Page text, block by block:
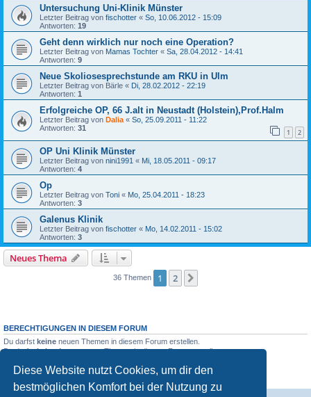
Diese Website nutzt Cookies, um dir den
bestmöglichen Komfort bei der Nutzung zu
Untersuchung Uni-Klinik Münster
Letzter Beitrag von fischotter « So, 10.06.2012 - 15:09
Antworten: 19
Geht denn wirklich nur noch eine Operation?
Letzter Beitrag von Mamas Tochter « Sa, 28.04.2012 - 14:41
Antworten: 9
Neue Skoliosesprechstunde am RKU in Ulm
Letzter Beitrag von Bärle « Di, 28.02.2012 - 22:19
Antworten: 1
Erfolgreiche OP, 66 J.alt in Neustadt (Holstein),Prof.Halm
Letzter Beitrag von Dalia « So, 25.09.2011 - 11:22
Antworten: 31 1 2
OP Uni Klinik Münster
Letzter Beitrag von nini1991 « Mi, 18.05.2011 - 09:17
Antworten: 4
Op
Letzter Beitrag von Toni « Mo, 25.04.2011 - 18:23
Antworten: 3
Galenus Klinik
Letzter Beitrag von fischotter « Mo, 14.02.2011 - 15:02
Antworten: 3
Neues Thema
36 Themen 1 2
BERECHTIGUNGEN IN DIESEM FORUM
Du darfst keine neuen Themen in diesem Forum erstellen.
Du darfstkeineAntworten zu Themen in diesem Forum erstellen.
Du darfst deine Beiträge in diesem Forumnicht löschen.